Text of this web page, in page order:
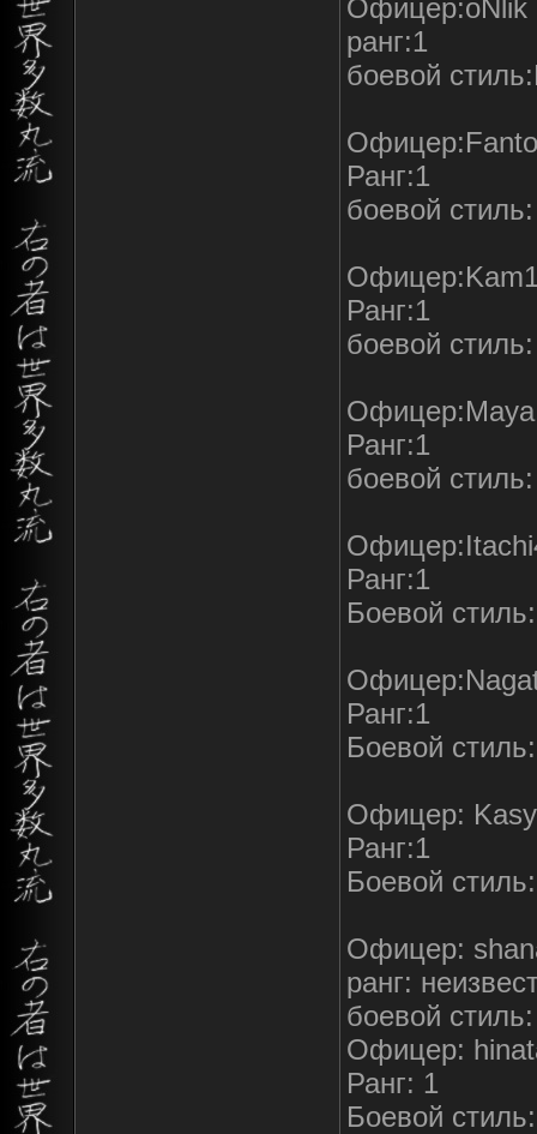
Офицер:oNlik
ранг:1
боевой
Ранг:1
боевой
Ранг:1
боевой
Офицер:Maya
Ранг:1
боевой
Ранг:1
Боевой
Ранг:1
Боевой
Офицер:
Ранг:1
Боевой
Офицер:
ранг:
боевой
Офицер:
Ранг: 1
Боевой